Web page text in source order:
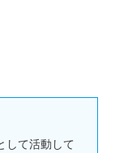
して活動して